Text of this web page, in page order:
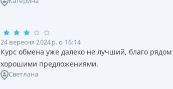
24 вересня 2024 р. о 16:14
Курс обмена уже далеко не лучший, благо
хорошими предложениями.
Светлана